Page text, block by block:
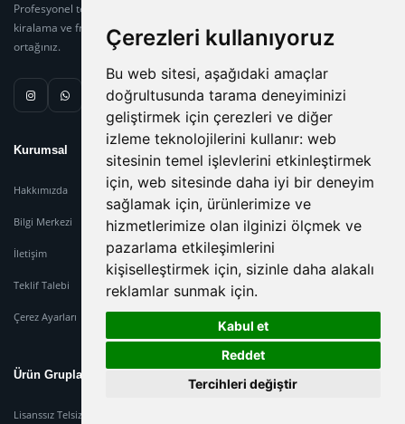
Çerezleri kullanıyoruz
Bu web sitesi, aşağıdaki amaçlar
doğrultusunda tarama deneyiminizi
geliştirmek için çerezleri ve diğer
izleme teknolojilerini kullanır: web
sitesinin temel işlevlerini etkinleştirmek
için, web sitesinde daha iyi bir deneyim
sağlamak için, ürünlerimize ve
hizmetlerimize olan ilginizi ölçmek ve
pazarlama etkileşimlerini
kişiselleştirmek için, sizinle daha alakalı
reklamlar sunmak için.
Kabul et
Reddet
Tercihleri değiştir
Profesyonel telsiz sistemleri, projelendirme, teknik servis,
kiralama ve frekans danışmanlığında güvenilir çözüm
ortağınız.
Kurumsal
Hakkımızda
Bilgi Merkezi
İletişim
Teklif Talebi
Çerez Ayarları
Ürün Grupları
Lisanssız Telsiz